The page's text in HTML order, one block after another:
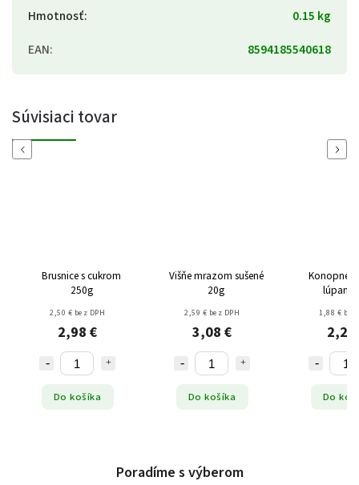
Hmotnosť:
0.15 kg
EAN: 8594185540618
Súvisiaci tovar
Previous
Brusnice s cukrom
250g
2,50 € bez DPH
2,98 €
Do košíka
Višňe mrazom sušené
20g
2,59 € bez DPH
3,08 €
Do košíka
Konopné
lúpané
1,88 € bez
2,24
Do
Next
Poradíme s výberom